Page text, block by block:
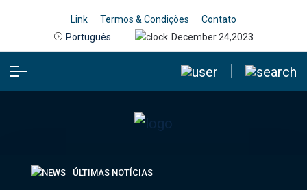
Link Termos & Condições
Contato
Português
December 24,2023
ÚLTIMAS NOTÍCIAS